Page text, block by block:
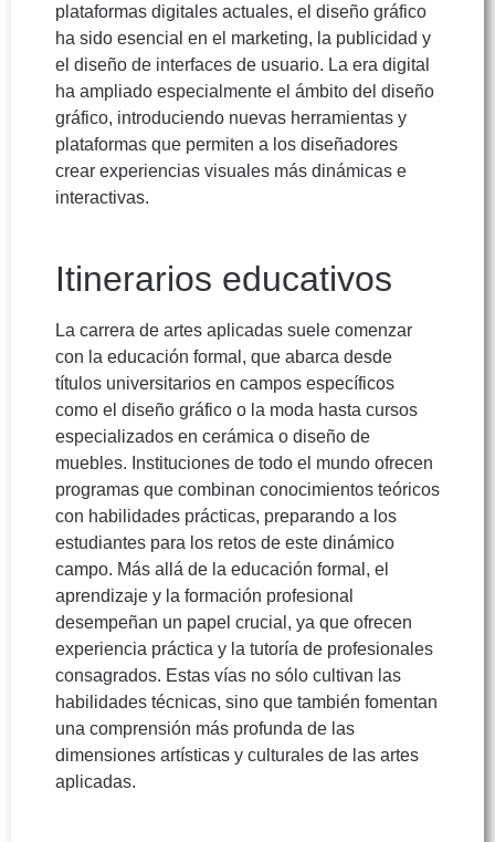
plataformas digitales actuales, el diseño gráfico
ha sido esencial en el marketing, la publicidad y
el diseño de interfaces de usuario. La era digital
ha ampliado especialmente el ámbito del diseño
gráfico, introduciendo nuevas herramientas y
plataformas que permiten a los diseñadores
crear experiencias visuales más dinámicas e
interactivas.
Itinerarios educativos
La carrera de artes aplicadas suele comenzar
con la educación formal, que abarca desde
títulos universitarios en campos específicos
como el diseño gráfico o la moda hasta cursos
especializados en cerámica o diseño de
muebles. Instituciones de todo el mundo ofrecen
programas que combinan conocimientos teóricos
con habilidades prácticas, preparando a los
estudiantes para los retos de este dinámico
campo. Más allá de la educación formal, el
aprendizaje y la formación profesional
desempeñan un papel crucial, ya que ofrecen
experiencia práctica y la tutoría de profesionales
consagrados. Estas vías no sólo cultivan las
habilidades técnicas, sino que también fomentan
una comprensión más profunda de las
dimensiones artísticas y culturales de las artes
aplicadas.